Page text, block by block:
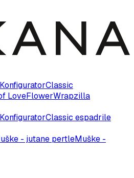
Classic
LoveFlowerWrapzilla
Classic espadrile
- jutane pertleMuške -